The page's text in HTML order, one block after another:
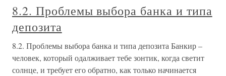
8.2. Проблемы выбора банка и типа
депозита
8.2. Проблемы выбора банка и типа депозита Банкир –
человек, который одалживает тебе зонтик, когда светит
солнце, и требует его обратно, как только начинается